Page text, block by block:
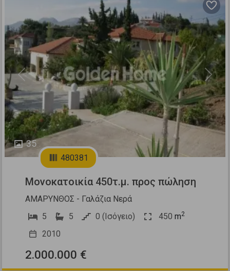
35
Previous Next
480381
Μονοκατοικία 450τ.μ. προς πώληση
ΑΜΑΡΥΝΘΟΣ - Γαλάζια Νερά
5
5 0 (Ισόγειο) 450 m2
2010
2.000.000 €